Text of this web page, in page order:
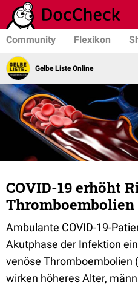
Community Flexikon
Gelbe Liste Online
COVID-19 erhöht
Thromboembolien
Ambulante COVID-19-
Akutphase der Infektion
venöse Thromboembolien
wirken höheres Alter,